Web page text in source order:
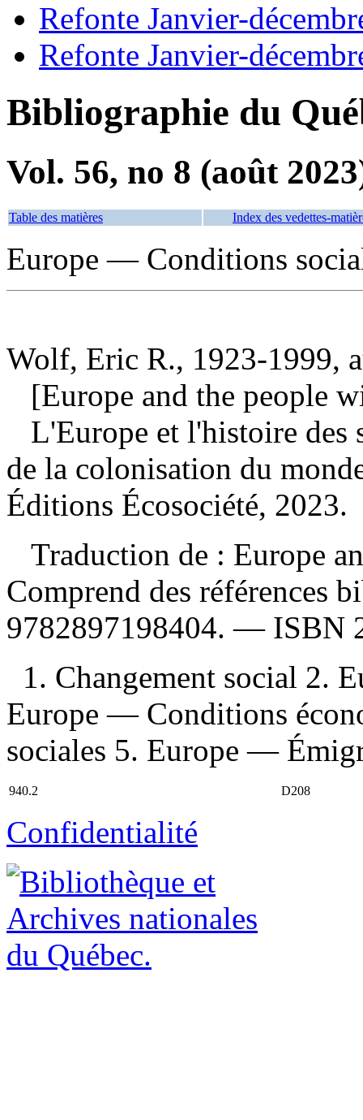
Refonte Janvier-
Refonte Janvier-
Bibliographie du
Vol. 56, no 8 (août
Table des matières Index des vedettes-
Europe — Conditions
Wolf, Eric R., 1923-1999,
[Europe and the people
L'Europe et l'histoire des
de la colonisation du
Éditions Écosociété, 2023.
Traduction de : Europe
Comprend des références
9782897198404. — ISBN
1. Changement social
Europe — Conditions
sociales 5. Europe —
940.2 D208
Confidentialité